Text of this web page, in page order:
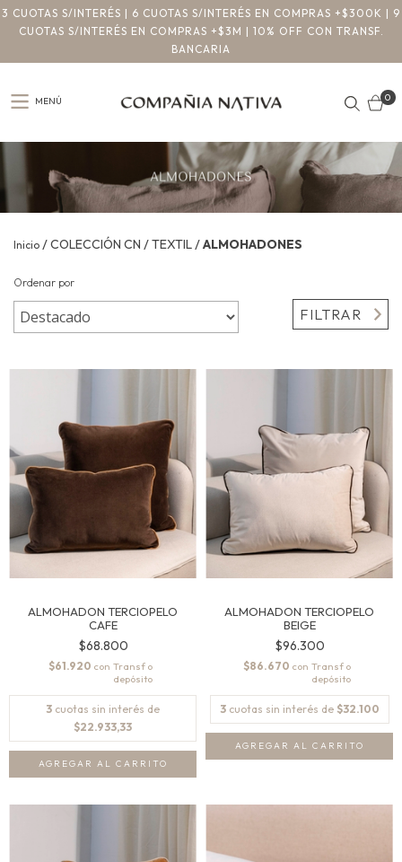
3 CUOTAS S/INTERÉS | 6 CUOTAS S/INTERÉS EN COMPRAS +$300K | 9
CUOTAS S/INTERÉS EN COMPRAS +$3M | 10% OFF CON TRANSF.
BANCARIA
MENÚ 0
Inicio /COLECCIÓN CN /TEXTIL/ALMOHADONES
Ordenar por
FILTRAR
ALMOHADON TERCIOPELO
CAFE
$68.800
$61.920 con
3 cuotas sin interés de
$22.933,33
AGREGAR AL CARRITO
ALMOHADON TERCIOPELO
BEIGE
$96.300
$86.670 con
3 cuotas sin interés de $32.100
AGREGAR AL CARRITO